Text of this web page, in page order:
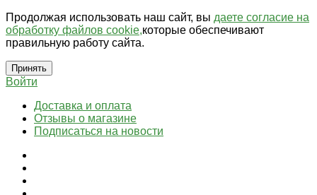
Продолжая использовать наш сайт, вы даете согласие на
обработку файлов cookie,которые обеспечивают
правильную работу сайта.
Принять
Войти
Доставка и оплата
Отзывы о магазине
Подписаться на новости